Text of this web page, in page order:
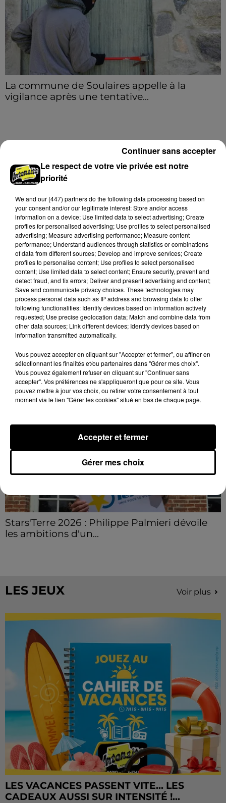
La commune de Soulaires appelle à la
vigilance après une tentative...
Voir plus
La commune de Soulaires appelle à la
vigilance après une tentative...
La mairie a communiqué sur ses réseaux après avoir
été prévenue par la gendarmerie.
LE GRAND FORMAT Voir plus
Stars'Terre 2026 : Philippe Palmieri dévoile
les ambitions d'un...
LES JEUX Voir plus
LES VACANCES PASSENT VITE... LES
CADEAUX AUSSI SUR INTENSITÉ !...
Le respect de votre vie privée est notre
priorité
We and our (447) partnersdo the following data processing based on
your consent and/or our legitimate interest: Store and/or access
information on a device; Use limited data to select advertising; Create
profiles for personalised advertising; Use profiles to select personalised
advertising; Measure advertising performance; Measure content
performance; Understand audiences through statistics or combinations
of data from different sources; Develop and improve services; Create
profiles to personalise content; Use profiles to select personalised
content; Use limited data to select content; Ensure security, prevent and
detect fraud, and fix errors; Deliver and present advertising and content;
Save and communicate privacy choices. These technologies may
process personal data such as IP address and browsing data to offer
following functionalities: Identify devices based on information actively
requested; Use precise geolocation data; Match and combine data from
other data sources; Link different devices; Identify devices based on
information transmitted automatically.
Vous pouvez accepter en cliquant sur "Accepter et fermer", ou affiner en
sélectionnant les finalités et/ou partenaires dans "Gérer mes choix".
Vous pouvez également refuser en cliquant sur "Continuer sans
accepter". Vos préférences ne s'appliqueront que pour ce site. Vous
pouvez mettre à jour vos choix, ou retirer votre consentement à tout
moment via le lien "Gérer les cookies" situé en bas de chaque page.
Gérer mes choix
Accepter et fermer
Continuer sans accepter